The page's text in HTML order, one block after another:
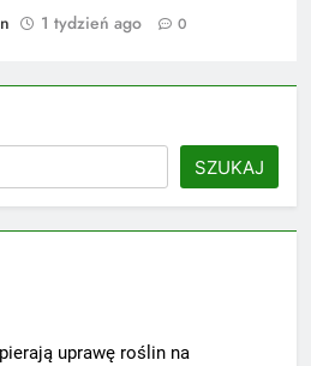
1 tydzień ago 0
SZUKAJ
uprawę roślin na